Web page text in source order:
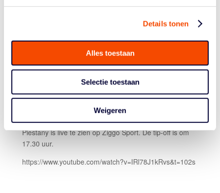
Details tonen
Alles toestaan
Selectie toestaan
Weigeren
de wedstrijd morgen gespeeld, zoveel zin heb ik erin.”
vrouwen voor het eerst in 31 jaar weer naar een
Europees Kampioenschap. “Het wordt gewoon veertig
minuten vechten voor een EK-ticket. Iets wat Slowakije
ook gaat doen, maar ik heb er al het vertrouwen in”,
De wedstrijd tegen Slowakije op zaterdag 6 februari in
Piestany is live te zien op Ziggo Sport. De tip-off is om
17.30 uur.
https://www.youtube.com/watch?v=IRl78J1kRvs&t=102s